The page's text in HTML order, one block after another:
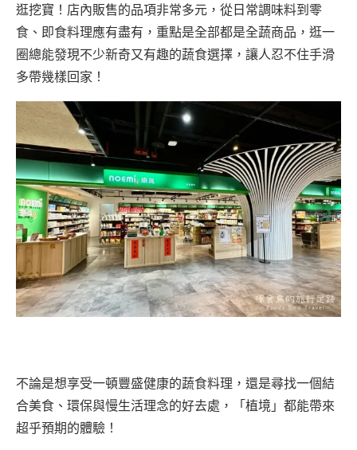
逛挖寶！店內販售的品項非常多元，從日常調味料到零
食、即食料理應有盡有，重點是全部都是全蔬商品，逛一
圈總能發現不少新奇又有趣的蔬食選擇，讓人忍不住手滑
多帶幾樣回家！
不論是想享受一頓豐盛健康的蔬食料理，還是尋找一個結
合美食、環保與慢生活理念的好去處，「植境」都能帶來
超乎預期的體驗！